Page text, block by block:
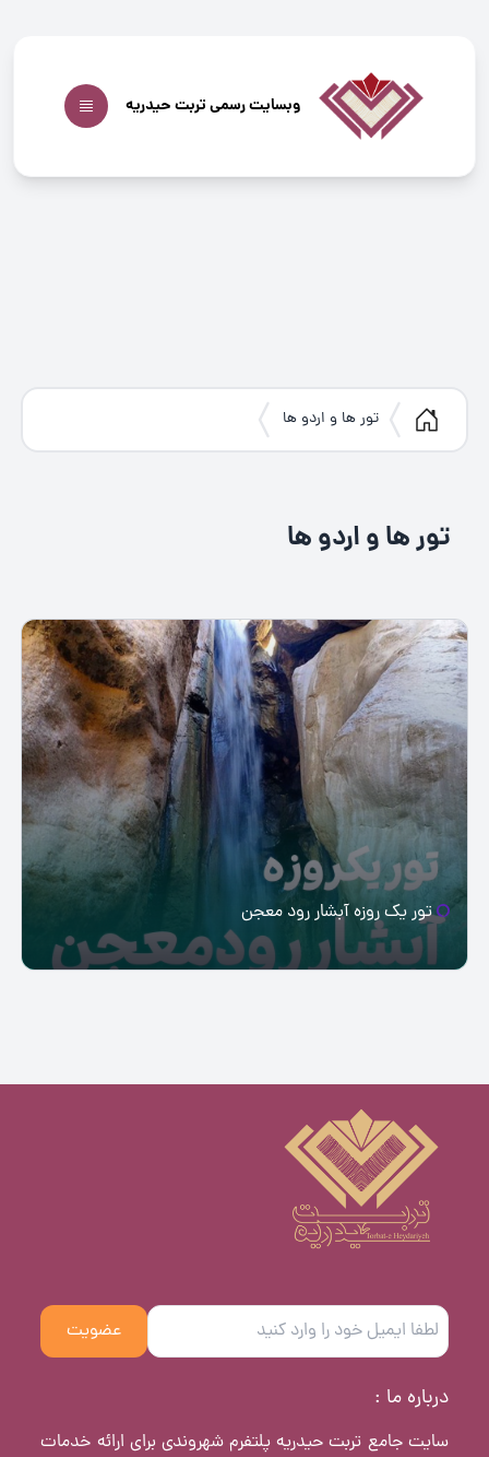
وبسایت رسمی تربت حیدریه
تور ها و اردو ها
تور ها و اردو ها
تور یک روزه آبشار رود معجن
عضویت
درباره ما :
سایت جامع تربت حیدریه پلتفرم شهروندی برای ارائه خدمات